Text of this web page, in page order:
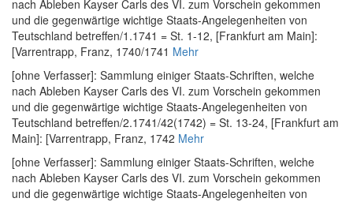
nach Ableben Kayser Carls des VI. zum Vorschein gekommen
und die gegenwärtige wichtige Staats-Angelegenheiten von
Teutschland betreffen/1.1741 = St. 1-12, [Frankfurt am Main]:
[Varrentrapp, Franz, 1740/1741 Mehr
[ohne Verfasser]: Sammlung einiger Staats-Schriften, welche
nach Ableben Kayser Carls des VI. zum Vorschein gekommen
und die gegenwärtige wichtige Staats-Angelegenheiten von
Teutschland betreffen/2.1741/42(1742) = St. 13-24, [Frankfurt am
Main]: [Varrentrapp, Franz, 1742 Mehr
[ohne Verfasser]: Sammlung einiger Staats-Schriften, welche
nach Ableben Kayser Carls des VI. zum Vorschein gekommen
und die gegenwärtige wichtige Staats-Angelegenheiten von